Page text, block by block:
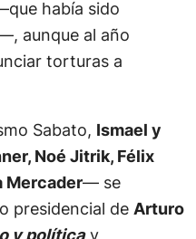
había sido
aunque al año
torturas a
Sabato, Ismael y
Noé Jitrik, Félix
Mercader— se
presidencial de Arturo
y políticay